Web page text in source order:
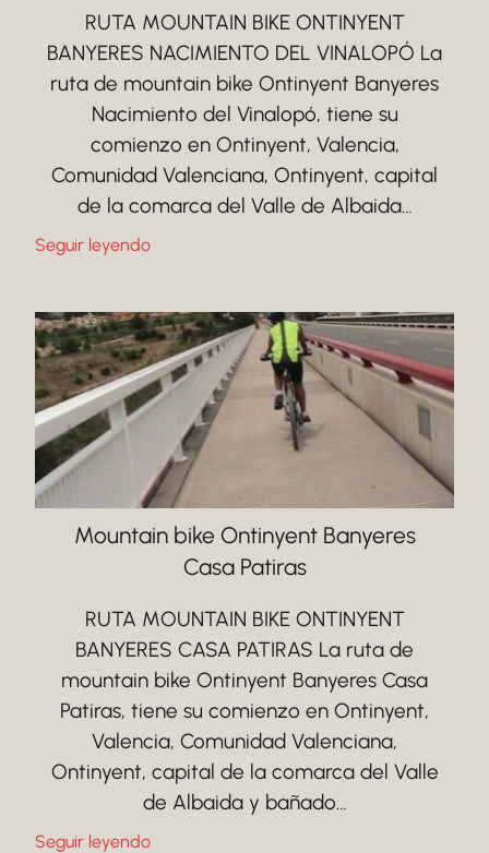
RUTA MOUNTAIN BIKE ONTINYENT
BANYERES NACIMIENTO DEL VINALOPÓ La
ruta de mountain bike Ontinyent Banyeres
Nacimiento del Vinalopó, tiene su
comienzo en Ontinyent, Valencia,
Comunidad Valenciana, Ontinyent, capital
de la comarca del Valle de Albaida…
Seguir leyendo
Mountain bike Ontinyent Banyeres
Casa Patiras
RUTA MOUNTAIN BIKE ONTINYENT
BANYERES CASA PATIRAS La ruta de
mountain bike Ontinyent Banyeres Casa
Patiras, tiene su comienzo en Ontinyent,
Valencia, Comunidad Valenciana,
Ontinyent, capital de la comarca del Valle
de Albaida y bañado…
Seguir leyendo